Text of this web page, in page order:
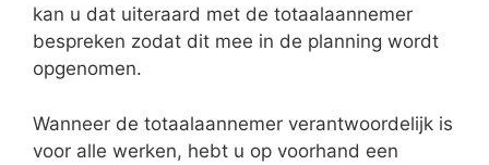
kan u dat uiteraard met de totaalaannemer
bespreken zodat dit mee in de planning wordt
opgenomen.
Wanneer de totaalaannemer verantwoordelijk is
voor alle werken, hebt u op voorhand een